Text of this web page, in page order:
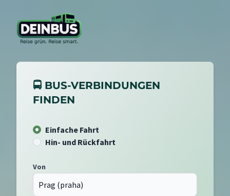
🚍 BUS-VERBINDUNGEN
FINDEN
Einfache Fahrt
Hin- und Rückfahrt
Von